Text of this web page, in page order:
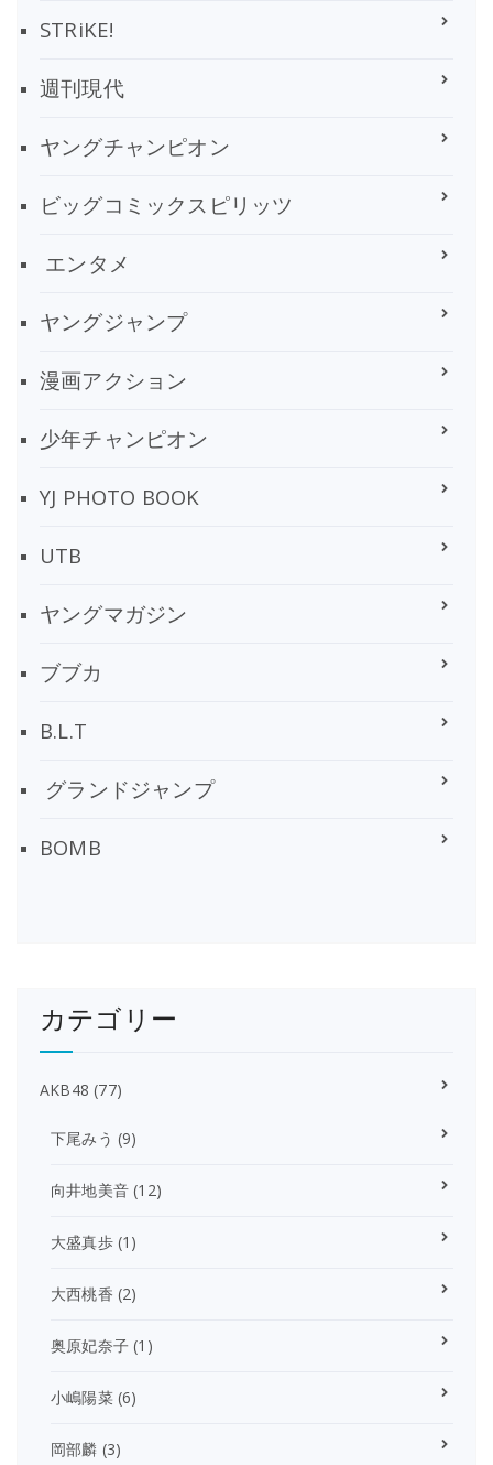
STRiKE!
週刊現代
ヤングチャンピオン
ビッグコミックスピリッツ
エンタメ
ヤングジャンプ
漫画アクション
少年チャンピオン
YJ PHOTO BOOK
UTB
ヤングマガジン
ブブカ
B.L.T
グランドジャンプ
BOMB
カテゴリー
AKB48 (77)
下尾みう (9)
向井地美音 (12)
大盛真歩(1)
大西桃香 (2)
奥原妃奈子 (1)
小嶋陽菜(6)
岡部麟 (3)